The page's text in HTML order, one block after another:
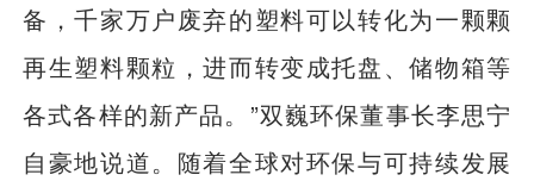
备，千家万户废弃的塑料可以转化为一颗颗
再生塑料颗粒，进而转变成托盘、储物箱等
各式各样的新产品。”双巍环保董事长李思宁
自豪地说道。随着全球对环保与可持续发展